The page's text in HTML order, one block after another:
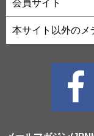
会員サイト
本サイト以外のメ